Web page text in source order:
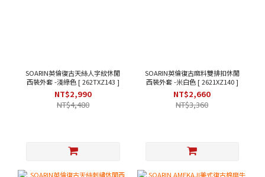
SOARIN英倫復古天絲人字紋休閒
西裝外套 -淺綠色 [ 262TXZ143 ]
NT$2,990
NT$4,480
SOARIN英倫復古麻料雙排扣休閒
西裝外套 -米白色 [ 2621XZ140 ]
NT$2,660
NT$3,360